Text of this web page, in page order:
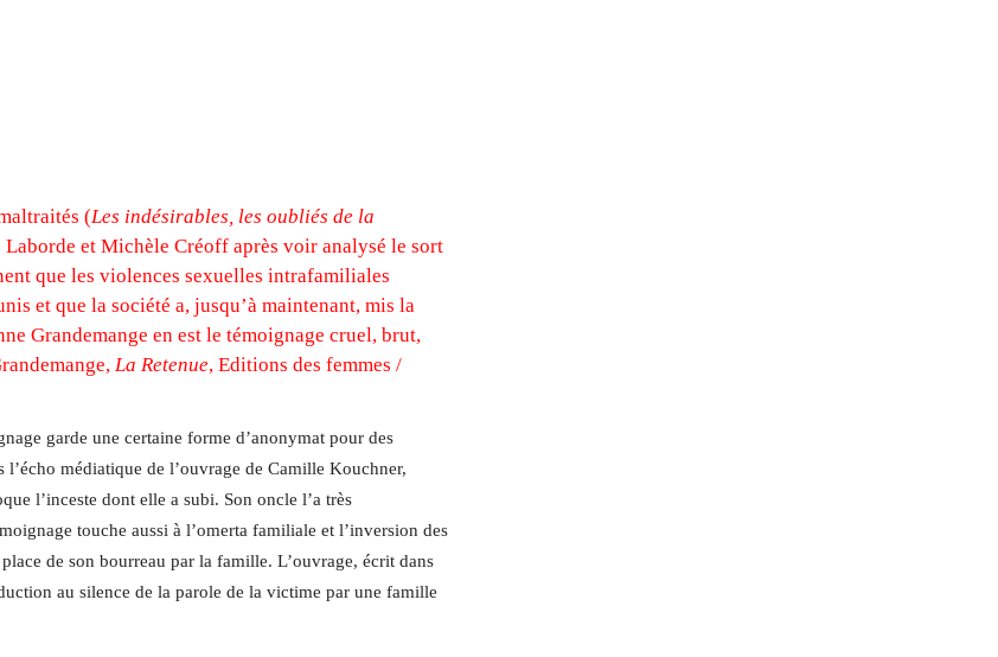
(Les indésirables, les oubliés de la
et Michèle Créoff après voir analysé le sort
que les violences sexuelles intrafamiliales
et que la société a, jusqu’à maintenant, mis la
Grandemange en est le témoignage cruel, brut,
La Retenue, Editions des femmes /
garde une certaine forme d’anonymat pour des
médiatique de l’ouvrage de Camille Kouchner,
l’inceste dont elle a subi. Son oncle l’a très
touche aussi à l’omerta familiale et l’inversion des
de son bourreau par la famille. L’ouvrage, écrit dans
au silence de la parole de la victime par une famille